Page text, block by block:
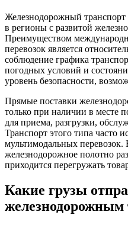
Железнодорожный транспорт
в регионы с развитой
Преимуществом
перевозок является
соблюдение графика
погодных условий и
уровень безопасности,
Прямые поставки
только при наличии в месте
для приема, разгрузки,
Транспорт этого типа часто
мультимодальных перевозок.
железнодорожное полотно
приходится перегружать
Какие грузы
железнодорожным